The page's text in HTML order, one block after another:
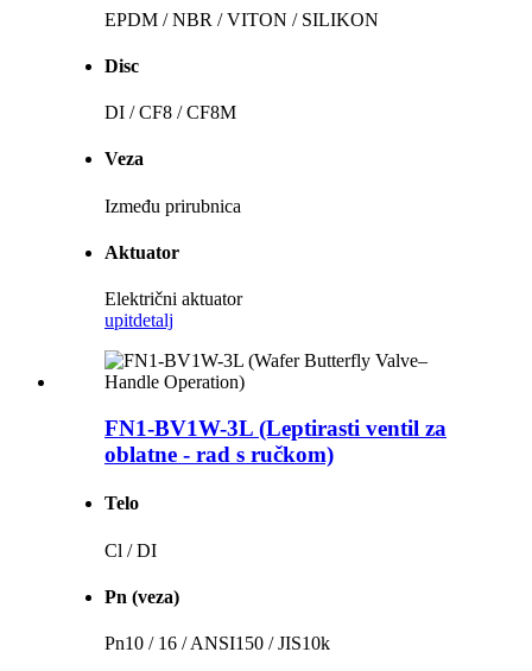
EPDM / NBR / VITON / SILIKON
Disc
DI / CF8 / CF8M
Veza
Između prirubnica
Aktuator
Električni aktuator
upitdetalj
FN1-BV1W-3L (Leptirasti ventil za
oblatne - rad s ručkom)
Telo
Cl / DI
Pn (veza)
Pn10 / 16 / ANSI150 / JIS10k